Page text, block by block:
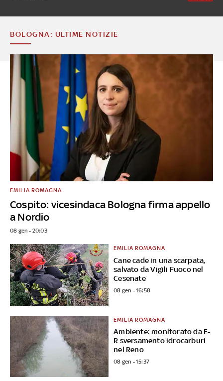
BOLOGNA: ULTIME NOTIZIE
Cospito: vicesindaca Bologna firma appello
a Nordio
EMILIA ROMAGNA
08 gen - 20:03
Cane cade in una scarpata,
salvato da Vigili Fuoco nel
Cesenate
EMILIA ROMAGNA
08 gen - 16:58
Ambiente: monitorato da E-
R sversamento idrocarburi
nel Reno
EMILIA ROMAGNA
08 gen - 15:37